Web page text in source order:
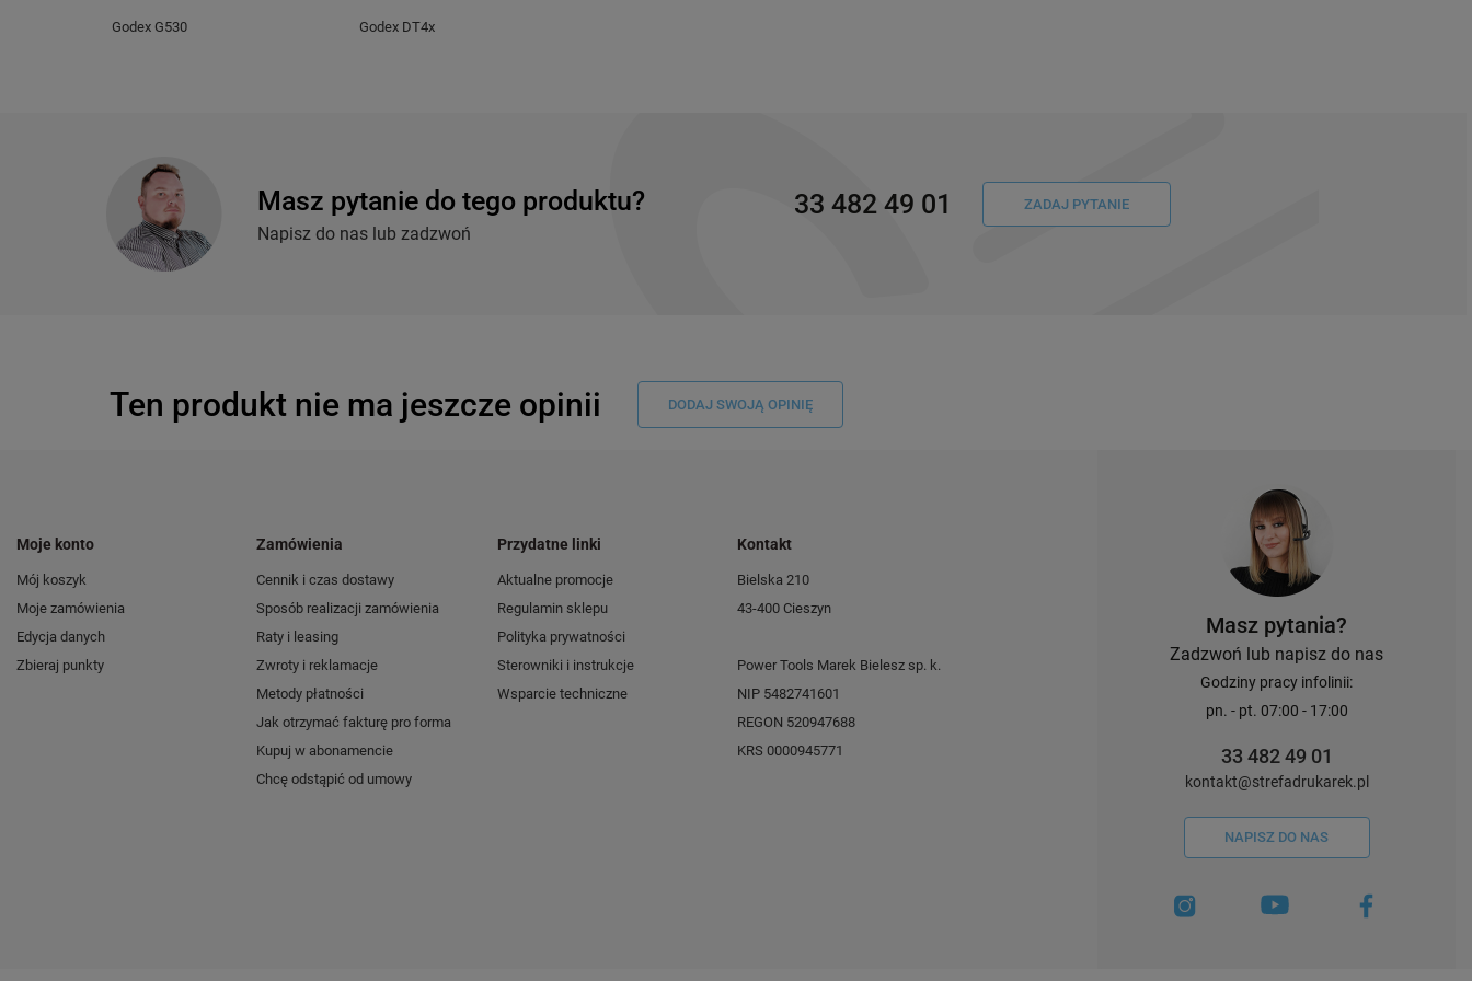
Godex G530 Godex DT4x
Masz pytanie do tego produktu?
Napisz do nas lub zadzwoń
33 482 49 01 ZADAJ PYTANIE
Ten produkt nie ma jeszcze opinii DODAJ SWOJĄ OPINIĘ
Moje konto
Mój koszyk
Moje zamówienia
Edycja danych
Zbieraj punkty
Zamówienia
Cennik i czas dostawy
Sposób realizacji zamówienia
Raty i leasing
Zwroty i reklamacje
Metody płatności
Jak otrzymać fakturę pro forma
Kupuj w abonamencie
Chcę odstąpić od umowy
Przydatne linki
Aktualne promocje
Regulamin sklepu
Polityka prywatności
Sterowniki i instrukcje
Wsparcie techniczne
Kontakt
Bielska 210
43-400 Cieszyn
Power Tools Marek Bielesz sp. k.
NIP 5482741601
REGON 520947688
KRS 0000945771
Masz pytania?
Zadzwoń lub napisz do nas
Godziny pracy infolinii:
pn. - pt. 07:00 - 17:00
33 482 49 01
kontakt@strefadrukarek.pl
NAPISZ DO NAS